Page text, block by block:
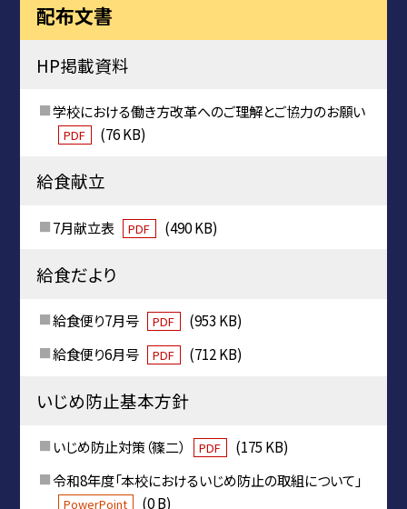
配布文書
HP掲載資料
学校における働き方改革へのご理解とご協力のお願い
PDF (76 KB)
給食献立
7月献立表 PDF (490 KB)
給食だより
給食便り7月号 PDF
(953 KB)
給食便り6月号
PDF (712 KB)
いじめ防止基本方針
いじめ防止対策（篠二） PDF
(175 KB)
令和8年度「本校におけるいじめ防止の取組について」
PowerPoint (0 B)